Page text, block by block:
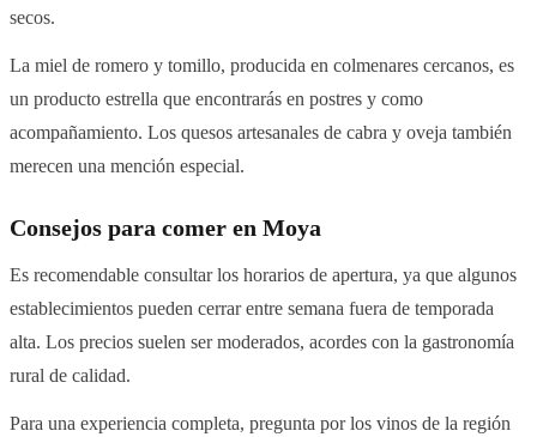
secos.
La miel de romero y tomillo, producida en colmenares cercanos, es
un producto estrella que encontrarás en postres y como
acompañamiento. Los quesos artesanales de cabra y oveja también
merecen una mención especial.
Consejos para comer en Moya
Es recomendable consultar los horarios de apertura, ya que algunos
establecimientos pueden cerrar entre semana fuera de temporada
alta. Los precios suelen ser moderados, acordes con la gastronomía
rural de calidad.
Para una experiencia completa, pregunta por los vinos de la región